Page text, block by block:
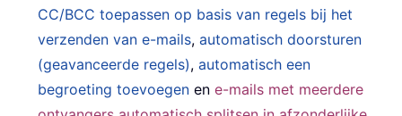
CC/BCC toepassen op basis van regels bij het
verzenden van e-mails,automatisch doorsturen
(geavanceerde regels),automatisch een
begroeting toevoegen ene-mails met meerdere